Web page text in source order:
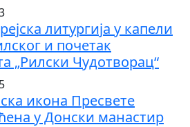
литургија у капели
и почетак
„Рилски Чудотворац“
икона Пресвете
у Донски манастир